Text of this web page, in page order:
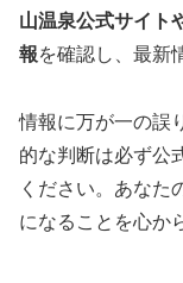
山温泉公式サイト
報を確認し、最新
情報に万が一の誤
的な判断は必ず公
ください。あなた
になることを心か